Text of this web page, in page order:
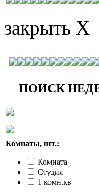
закрыть X
ПОИСК
Комнаты, шт.:
Комната
Студия
1 комн.кв